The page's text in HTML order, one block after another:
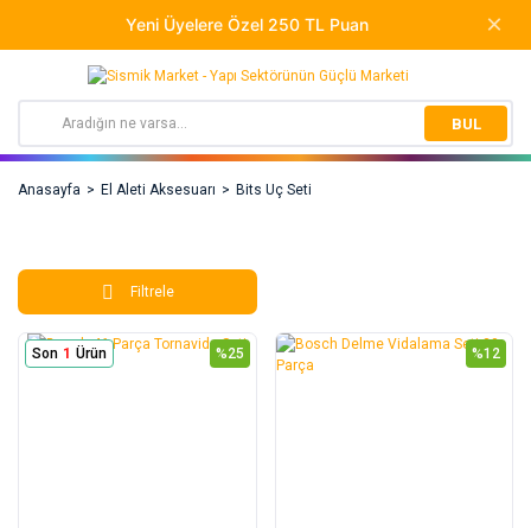
BUL
Anasayfa El Aleti Aksesuarı Bits Uç Seti
Filtrele
Son 1 Ürün %25 %12